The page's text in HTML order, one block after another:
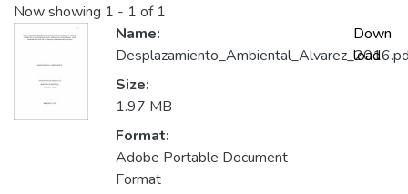
Now showing 1 - 1 of 1
Name:
Size:
1.97 MB
Format:
Adobe Portable Document
Format
Down
load